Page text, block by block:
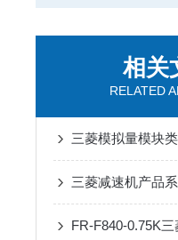
相关
RELATED
三菱模拟量模块
三菱减速机产品